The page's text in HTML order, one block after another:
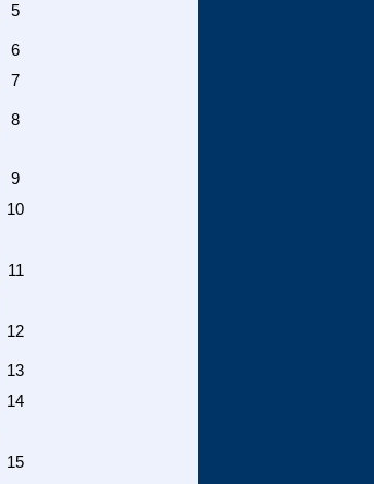
5
6
7
8
9
10
11
12
13
14
15